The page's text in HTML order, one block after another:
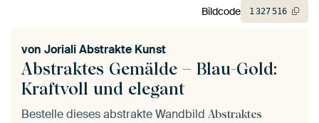
Abstraktes Gemälde – Blau-Gold:
Kraftvoll und elegant
von Joriali Abstrakte Kunst
Bestelle dieses abstrakte Wandbild Abstraktes
Bildcode 1327516